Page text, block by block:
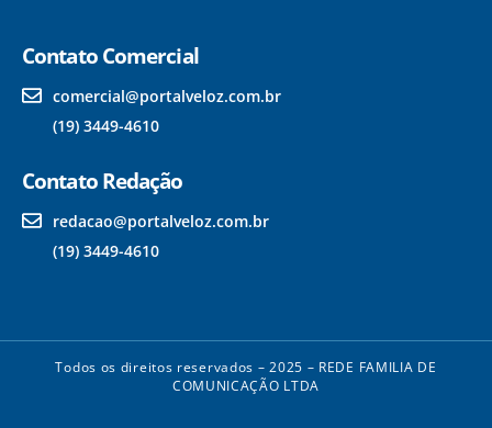
Contato Comercial
comercial@portalveloz.com.br
(19) 3449-4610
Contato Redação
redacao@portalveloz.com.br
(19) 3449-4610
Todos os direitos reservados – 2025 – REDE FAMILIA DE
COMUNICAÇÃO LTDA